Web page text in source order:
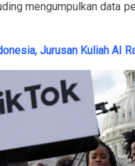
mengumpulkan data
Jurusan Kuliah AI